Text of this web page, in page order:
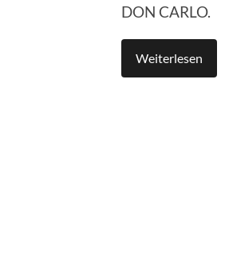
DON CARLO.
Weiterlesen